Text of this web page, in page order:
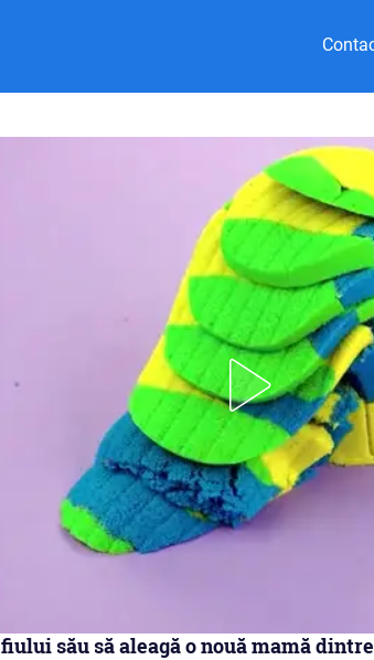
său să aleagă o nouă mamă